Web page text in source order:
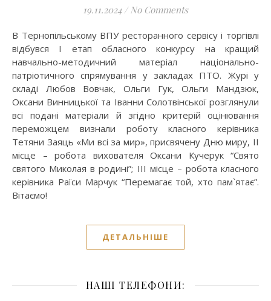
19.11.2024 / No Comments
В Тернопільському ВПУ ресторанного сервісу і торгівлі
відбувся І етап обласного конкурсу на кращий
навчально-методичний матеріал національно-
патріотичного спрямування у закладах ПТО. Журі у
складі Любов Вовчак, Ольги Гук, Ольги Мандзюк,
Оксани Винницької та Іванни Солотвінської розглянули
всі подані матеріали й згідно критерій оцінювання
переможцем визнали роботу класного керівника
Тетяни Заяць «Ми всі за мир», присвячену Дню миру, II
місце – робота вихователя Оксани Кучерук “Свято
святого Миколая в родині”; ІІІ місце – робота класного
керівника Раїси Марчук “Перемагає той, хто пам`ятає”.
Вітаємо!
ДЕТАЛЬНІШЕ
НАШІ ТЕЛЕФОНИ: